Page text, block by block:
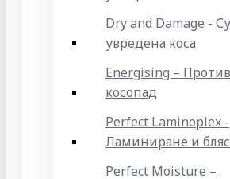
Dry and Damage -
увредена коса
Energising – Против
косопад
Perfect Laminoplex -
Ламиниране и
Perfect Moisture –